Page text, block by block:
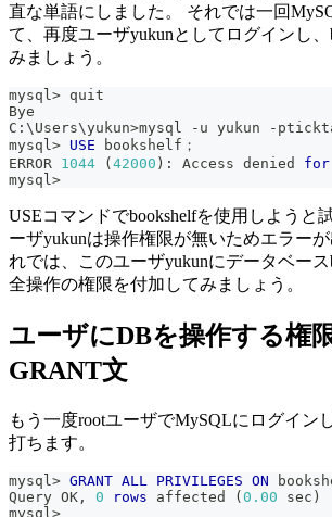
直な単語にしました。 それでは一回
て、再度ユーザyukunとしてログインし、
みましょう。
mysql > quit
Bye
C:\Users\yukun>mysql - u yukun -
mysql > USE bookshelf；
ERROR 1044 ( 42000 ) : Access denied for
mysql >
USEコマンドでbookshelfを使用しようと
ーザyukunは操作権限が無いためエラー
れでは、このユーザyukunにデータベース
全操作の権限を付加してみましょう。
ユーザにDBを操作する権
GRANT文
もう一度rootユーザでMySQLにログイン
打ちます。
mysql > GRANT ALL PRIVILEGES ON
Query OK , 0 rows affected (0.00 sec )
mysql >